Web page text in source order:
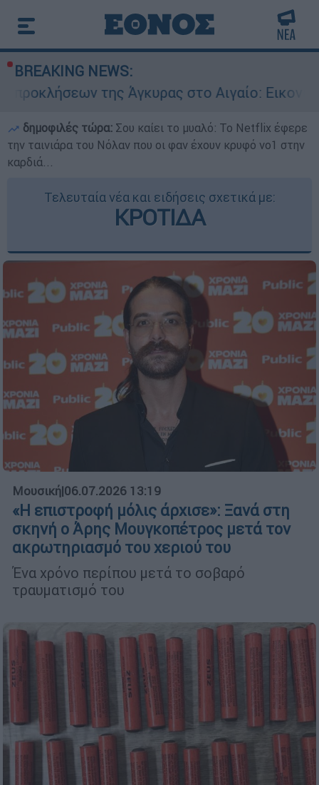
BREAKING NEWS:
Άγκυρας στο Αιγαίο: Εικονική αερομαχία
δημοφιλές τώρα: Σου καίει το μυαλό: Το Netflix έφερε
την ταινιάρα του Νόλαν που οι φαν έχουν κρυφό νο1 στην
καρδιά...
Τελευταία νέα και ειδήσεις σχετικά με:
ΚΡΟΤΙΔΑ
Μουσική|06.07.2026 13:19
«Η επιστροφή μόλις άρχισε»: Ξανά στη
σκηνή ο Άρης Μουγκοπέτρος μετά τον
ακρωτηριασμό του χεριού του
Ένα χρόνο περίπου μετά το σοβαρό
τραυματισμό του